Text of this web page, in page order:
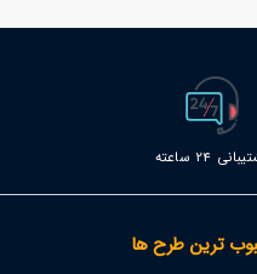
24 ساعته
ترین طرح ها